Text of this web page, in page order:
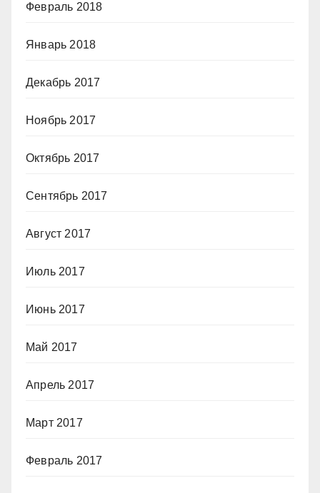
Февраль 2018
Январь 2018
Декабрь 2017
Ноябрь 2017
Октябрь 2017
Сентябрь 2017
Август 2017
Июль 2017
Июнь 2017
Май 2017
Апрель 2017
Март 2017
Февраль 2017